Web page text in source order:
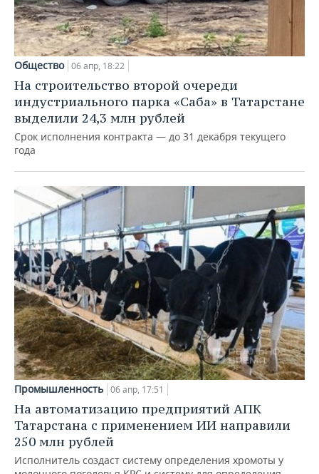
Общество 06 апр, 18:22
На строительство второй очереди
индустриального парка «Саба» в Татарстане
выделили 24,3 млн рублей
Срок исполнения контракта — до 31 декабря текущего
года
Промышленность 06 апр, 17:51
На автоматизацию предприятий АПК
Татарстана с применением ИИ направили
250 млн рублей
Исполнитель создаст систему определения хромоты у